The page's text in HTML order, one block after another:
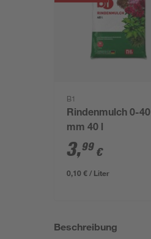
B1
Rindenmulch 0-40
mm 40 l
3,99 €
0,10 € / Liter
Beschreibung